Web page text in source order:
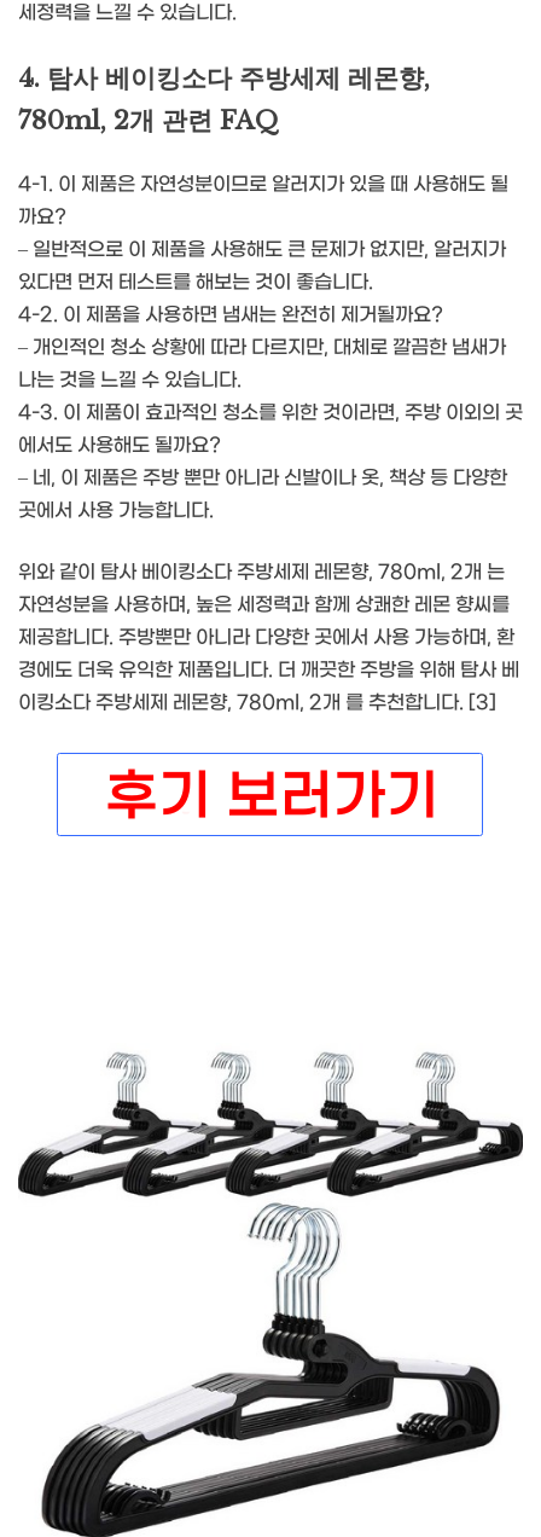
세정력을 느낄 수 있습니다.
4. 탐사 베이킹소다 주방세제 레몬향,
780ml, 2개 관련 FAQ
4-1. 이 제품은 자연성분이므로 알러지가 있을 때 사용해도 될
까요?
– 일반적으로 이 제품을 사용해도 큰 문제가 없지만, 알러지가
있다면 먼저 테스트를 해보는 것이 좋습니다.
4-2. 이 제품을 사용하면 냄새는 완전히 제거될까요?
– 개인적인 청소 상황에 따라 다르지만, 대체로 깔끔한 냄새가
나는 것을 느낄 수 있습니다.
4-3. 이 제품이 효과적인 청소를 위한 것이라면, 주방 이외의 곳
에서도 사용해도 될까요?
– 네, 이 제품은 주방 뿐만 아니라 신발이나 옷, 책상 등 다양한
곳에서 사용 가능합니다.
위와 같이 탐사 베이킹소다 주방세제 레몬향, 780ml, 2개 는
자연성분을 사용하며, 높은 세정력과 함께 상쾌한 레몬 향씨를
제공합니다. 주방뿐만 아니라 다양한 곳에서 사용 가능하며, 환
경에도 더욱 유익한 제품입니다. 더 깨끗한 주방을 위해 탐사 베
이킹소다 주방세제 레몬향, 780ml, 2개 를 추천합니다. [3]